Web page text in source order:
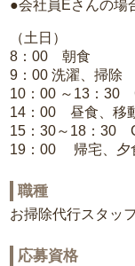
●会社員Eさんの場
（土日）
8：00 朝食
9：00 洗濯、掃除
10：00 ～13：30
14：00 昼食、移
15：30～18：30
19：00 帰宅、夕
職種
お掃除代行スタッフ
応募資格